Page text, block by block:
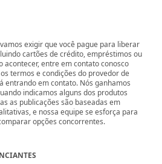
exigir que você pague para liberar
cartões de crédito, empréstimos ou
acontecer, entre em contato conosco
termos e condições do provedor de
entrando em contato. Nós ganhamos
indicamos alguns dos produtos
as publicações são baseadas em
e nossa equipe se esforça para
opções concorrentes.